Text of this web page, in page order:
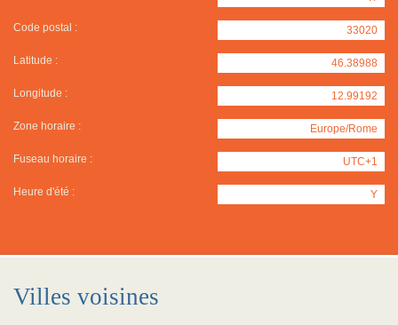
Code postal : 33020
Latitude : 46.38988
Longitude : 12.99192
Zone horaire : Europe/Rome
Fuseau horaire : UTC+1
Heure d'été : Y
Villes voisines